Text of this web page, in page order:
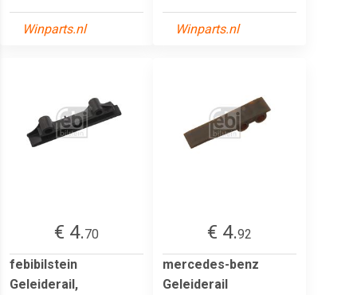
Winparts.nl Winparts.nl
€ 4.70
febibilstein
Geleiderail,
€ 4.92
mercedes-benz
Geleiderail